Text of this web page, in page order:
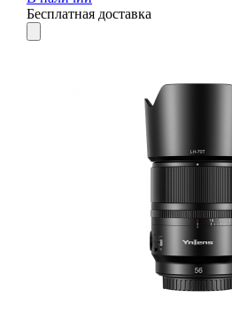
Бесплатная доставка